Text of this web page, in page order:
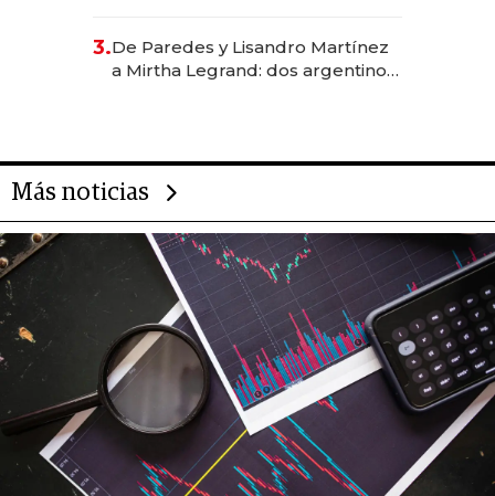
las marcas "fast premium"
3.De Paredes y Lisandro Martínez
a Mirtha Legrand: dos argentinos
Más noticias